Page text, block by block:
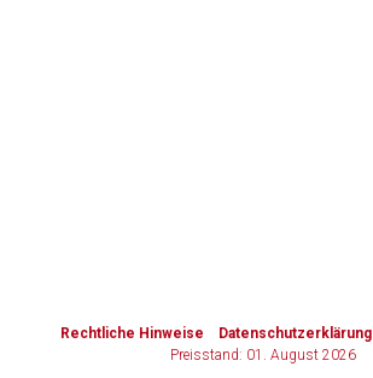
Rechtliche Hinweise Datenschutzerklärung
Preisstand: 01. August 2026